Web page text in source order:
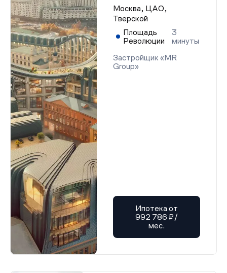
Москва, ЦАО,
Тверской
Площадь
Революции
3
минуты
Застройщик «MR
Group»
Ипотека от
992 786 ₽/
мес.